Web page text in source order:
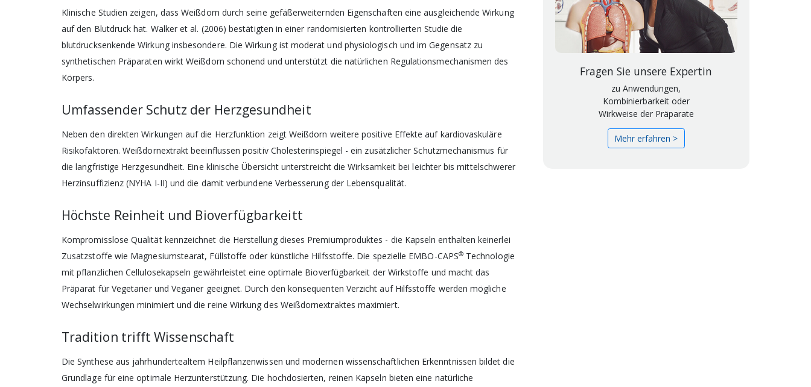
Klinische Studien zeigen, dass Weißdorn durch seine gefäßerweiternden Eigenschaften eine ausgleichende Wirkung
auf den Blutdruck hat. Walker et al. (2006) bestätigten in einer randomisierten kontrollierten Studie die
blutdrucksenkende Wirkung insbesondere. Die Wirkung ist moderat und physiologisch und im Gegensatz zu
synthetischen Präparaten wirkt Weißdorn schonend und unterstützt die natürlichen Regulationsmechanismen des
Körpers.
Umfassender Schutz der Herzgesundheit
Neben den direkten Wirkungen auf die Herzfunktion zeigt Weißdorn weitere positive Effekte auf kardiovaskuläre
Risikofaktoren. Weißdornextrakt beeinflussen positiv Cholesterinspiegel - ein zusätzlicher Schutzmechanismus für
die langfristige Herzgesundheit. Eine klinische Übersicht unterstreicht die Wirksamkeit bei leichter bis mittelschwerer
Herzinsuffizienz (NYHA I-II) und die damit verbundene Verbesserung der Lebensqualität.
Höchste Reinheit und Bioverfügbarkeitt
Kompromisslose Qualität kennzeichnet die Herstellung dieses Premiumproduktes - die Kapseln enthalten keinerlei
Zusatzstoffe wie Magnesiumstearat, Füllstoffe oder künstliche Hilfsstoffe. Die spezielle EMBO-CAPS®Technologie
mit pflanzlichen Cellulosekapseln gewährleistet eine optimale Bioverfügbarkeit der Wirkstoffe und macht das
Präparat für Vegetarier und Veganer geeignet. Durch den konsequenten Verzicht auf Hilfsstoffe werden mögliche
Wechselwirkungen minimiert und die reine Wirkung des Weißdornextraktes maximiert.
Tradition trifft Wissenschaft
Die Synthese aus jahrhundertealtem Heilpflanzenwissen und modernen wissenschaftlichen Erkenntnissen bildet die
Grundlage für eine optimale Herzunterstützung. Die hochdosierten, reinen Kapseln bieten eine natürliche
Fragen Sie unsere Expertin
zu Anwendungen,
Kombinierbarkeit oder
Wirkweise der Präparate
Mehr erfahren >
ist ein Newsletterbezug jedoch nicht möglich
Ja, ich möchte den Vitalbrief
abonnieren